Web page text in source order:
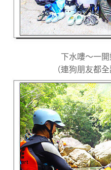
下水嘍～一開
（連狗朋友都